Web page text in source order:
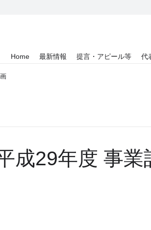
Home 最新情報 提言・アピール等 代
成29年度 事業